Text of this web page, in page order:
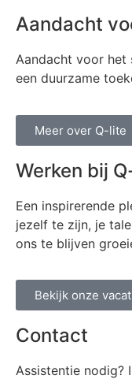
Aandacht
Aandacht voor het
een duurzame
Meer over Q-lite
Werken bij
Een inspirerende
jezelf te zijn, je
ons te blijven
Bekijk onze
Contact
Assistentie nodig?